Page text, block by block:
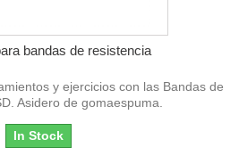
bandas de resistencia
y ejercicios con las Bandas de
Asidero de gomaespuma.
In Stock